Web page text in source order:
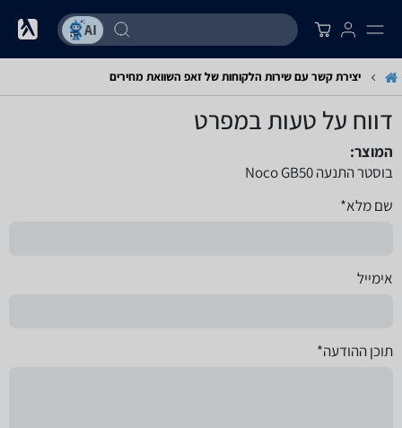
יצירת קשר עם שירות הלקוחות של זאפ השוואת מחירים
דווח על טעות במפרט
המוצר:
בוסטר התנעה Noco GB50
שם מלא*
אימייל
תוכן ההודעה*